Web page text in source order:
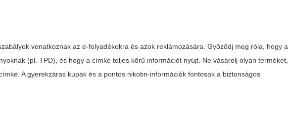
vonatkoznak az e-folyadékokra és azok reklámozására. Győződj meg róla, hogy a
(pl. TPD), és hogy a címke teljes körű információt nyújt. Ne vásárolj olyan terméket,
A gyerekzáras kupak és a pontos nikotin-információk fontosak a biztonságos